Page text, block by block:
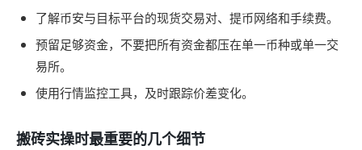
了解币安与目标平台的现货交易对、提币网络和手续费。
预留足够资金，不要把所有资金都压在单一币种或单一交
易所。
使用行情监控工具，及时跟踪价差变化。
搬砖实操时最重要的几个细节